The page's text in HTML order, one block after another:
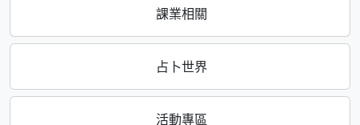
課業相關
占卜世界
活動專區